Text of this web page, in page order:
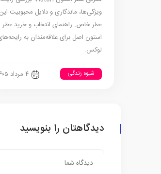
ویژگی‌ها، ماندگاری و دلایل محبوبیت این
عطر خاص. راهنمای انتخاب و خرید عطر
استون اصل برای علاقه‌مندان به
لوکس.
شیوه زندگی ۴ مرداد ۱۴۰۵
دیدگاهتان را بنویسید